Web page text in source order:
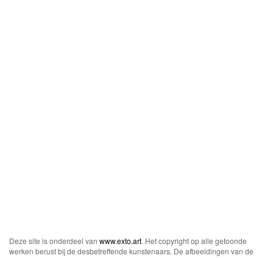
Deze site is onderdeel van www.exto.art. Het copyright op alle getoonde
werken berust bij de desbetreffende kunstenaars. De afbeeldingen van de